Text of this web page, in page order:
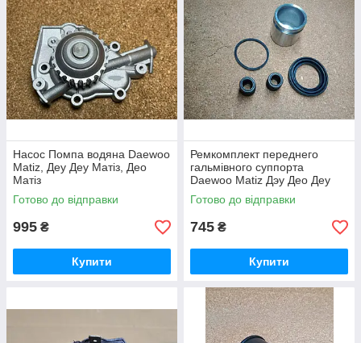
Насос Помпа водяна Daewoo
Matiz, Деу Деу Матіз, Део
Матіз
Готово до відправки
995 ₴
Купити
Ремкомплект переднего
гальмівного суппорта
Daewoo Matiz Дэу Део Деу
Матиз Матіз
Готово до відправки
745 ₴
Купити